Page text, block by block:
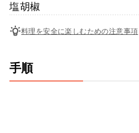
塩胡椒
料理を安全に楽しむための注意事項
手順